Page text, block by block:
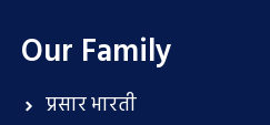
Our Family
प्रसार भारती